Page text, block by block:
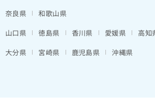
奈良県
和歌山県
山口県
徳島県 香川県 愛媛県
高知
大分県
宮崎県 鹿児島県 沖縄県